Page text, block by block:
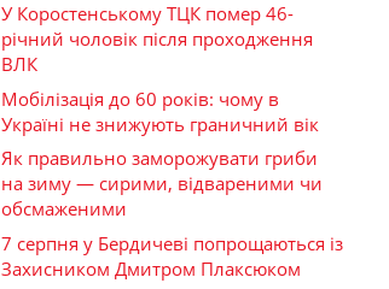
У Коростенському ТЦК помер 46-
річний чоловік після проходження
ВЛК
Мобілізація до 60 років: чому в
Україні не знижують граничний вік
Як правильно заморожувати гриби
на зиму — сирими, відвареними чи
обсмаженими
7 серпня у Бердичеві попрощаються із
Захисником Дмитром Плаксюком